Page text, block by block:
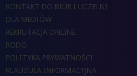
KONTAKT DO BIUR I UCZELNI
DLA MEDIÓW
REKRUTACJA ONLINE
RODO
POLITYKA PRYWATNOŚCI
KLAUZULA INFORMACYJNA